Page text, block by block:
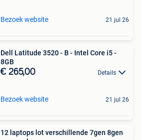
Bezoek website 21 jul 26
Dell Latitude 3520 - B - Intel Core i5 -
8GB
€ 265,00 Details
Bezoek website 21 jul 26
12 laptops lot verschillende 7gen 8gen